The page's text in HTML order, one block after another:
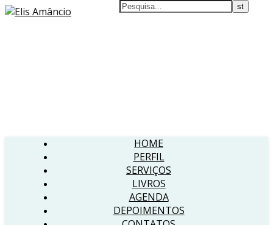
HOME
PERFIL
SERVIÇOS
LIVROS
AGENDA
DEPOIMENTOS